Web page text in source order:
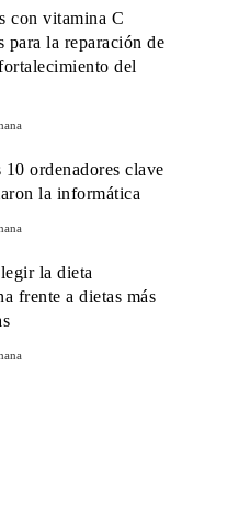
con vitamina C
para la reparación de
del
ordenadores clave
la informática
la dieta
frente a dietas más